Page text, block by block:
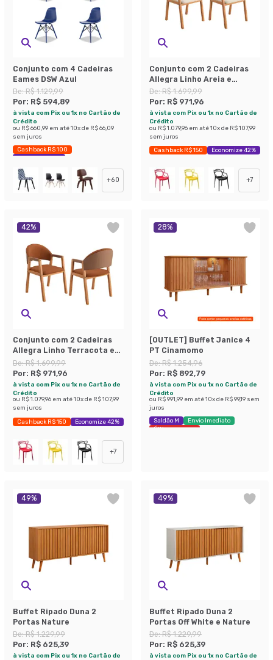
Conjunto com 4 Cadeiras
Eames DSW Azul
De:R$ 1.129,99
Por: R$ 594,89
à vista com Pix ou 1x no Cartão de
Crédito
ou R$ 660,99 em até10x de R$ 66,09
sem juros
Cashback R$ 100
Economize 47%
+60
Conjunto com 2 Cadeiras
Allegra Linho Areia e
Madeira
De:R$ 1.699,99
Por: R$ 971,96
à vista com Pix ou 1x no Cartão de
Crédito
ou R$ 1.079,96 em até10x de R$ 107,99
sem juros
Cashback R$ 150 Economize 42%
+7
42%
Conjunto com 2 Cadeiras
Allegra Linho Terracota e
Madeira
De:R$ 1.699,99
Por: R$ 971,96
à vista com Pix ou 1x no Cartão de
Crédito
ou R$ 1.079,96 em até10x de R$ 107,99
sem juros
Cashback R$ 150 Economize 42%
+7
28%
[OUTLET] Buffet Janice 4
PT Cinamomo
De:R$ 1.254,96
Por: R$ 892,79
à vista com Pix ou 1x no Cartão de
Crédito
ou R$ 991,99 em até10x de R$ 99,19 sem
juros
Saldão M
Envio Imediato
Últimas peças
49%
Buffet Ripado Duna 2
Portas Nature
De:R$ 1.229,99
Por: R$ 625,39
à vista com Pix ou 1x no Cartão de
49%
Buffet Ripado Duna 2
Portas Off White e Nature
De:R$ 1.229,99
Por: R$ 625,39
à vista com Pix ou 1x no Cartão de